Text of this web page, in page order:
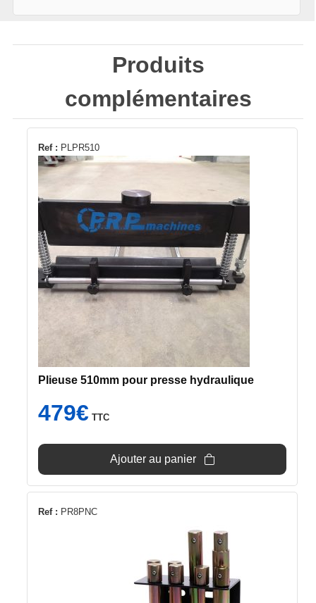
Produits
complémentaires
Ref : PLPR510
Plieuse 510mm pour presse hydraulique
479€ TTC
Ajouter au panier
Ref : PR8PNC